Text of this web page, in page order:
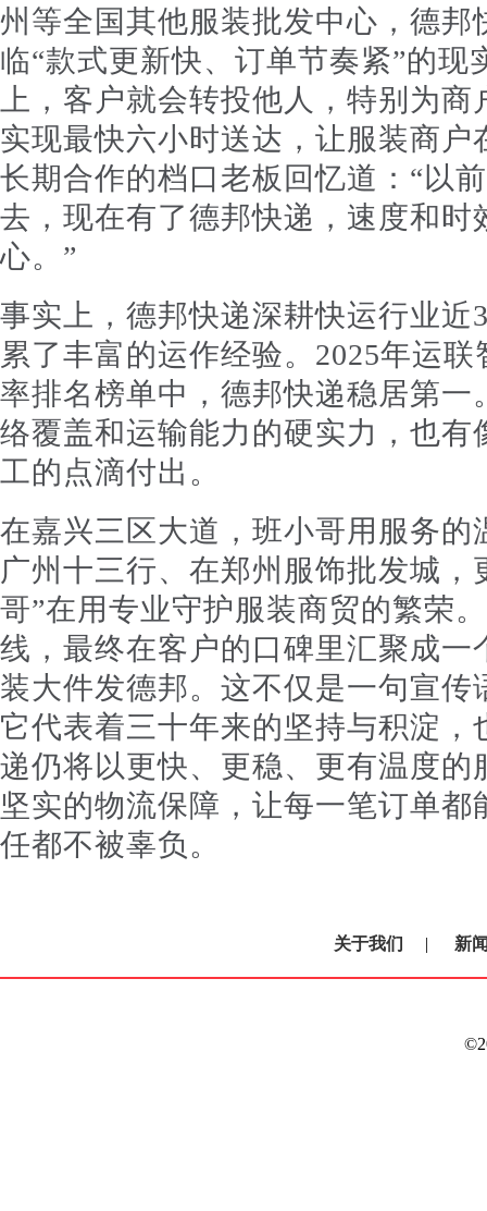
州等全国其他服装批发中心，德邦
临“款式更新快、订单节奏紧”的现
上，客户就会转投他人，特别为
实现最快六小时送达，让服装商
长期合作的档口老板回忆道：“以
去，现在有了德邦快递，速度和
心。”
事实上，德邦快递深耕快运行业近
累了丰富的运作经验。2025年运
率排名榜单中，德邦快递稳居第
络覆盖和运输能力的硬实力，也
工的点滴付出。
在嘉兴三区大道，班小哥用服务
广州十三行、在郑州服饰批发城，
哥”在用专业守护服装商贸的繁荣
线，最终在客户的口碑里汇聚成一
装大件发德邦。这不仅是一句宣
它代表着三十年来的坚持与积淀
递仍将以更快、更稳、更有温度
坚实的物流保障，让每一笔订单
任都不被辜负。
关于我们 | 新